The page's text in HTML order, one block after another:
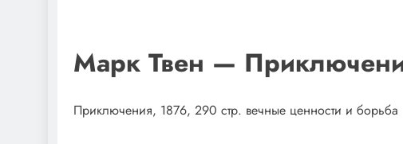
Марк Твен —
Приключения, 1876, 290 стр. вечные ценности и борьба